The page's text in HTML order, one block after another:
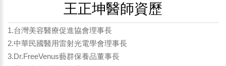
王正坤醫師資歷
1.台灣美容醫療促進協會理事長
2.中華民國醫用雷射光電學會理事長
3.Dr.FreeVenus藝群保養品董事長